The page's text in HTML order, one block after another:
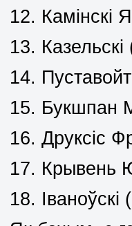
12. Камінскі
13.
14.
15. Букшпан
16. Друксіс
17. Крывень
18.